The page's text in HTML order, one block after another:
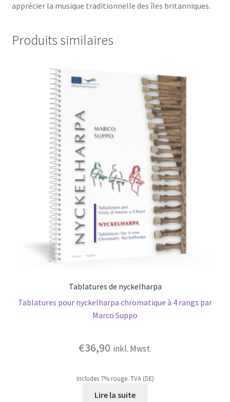
apprécier la musique traditionnelle des îles britanniques.
Produits similaires
Tablatures de nyckelharpa
Tablatures pour nyckelharpa chromatique à 4 rangs par
Marco Suppo
€36,90 inkl. Mwst.
Includes 7% rouge. TVA (DE)
Lire la suite